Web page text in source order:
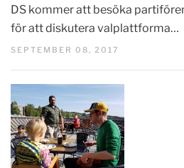
DS kommer att besöka
för att diskutera valplattforma…
SEPTEMBER 08, 2017